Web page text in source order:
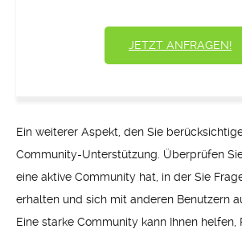
JETZT ANFRAGEN!
Ein weiterer Aspekt, den Sie
Community-Unterstützung. Überprüfen
eine aktive Community hat, in der Sie
erhalten und sich mit anderen Benutzern
Eine starke Community kann Ihnen helfen,